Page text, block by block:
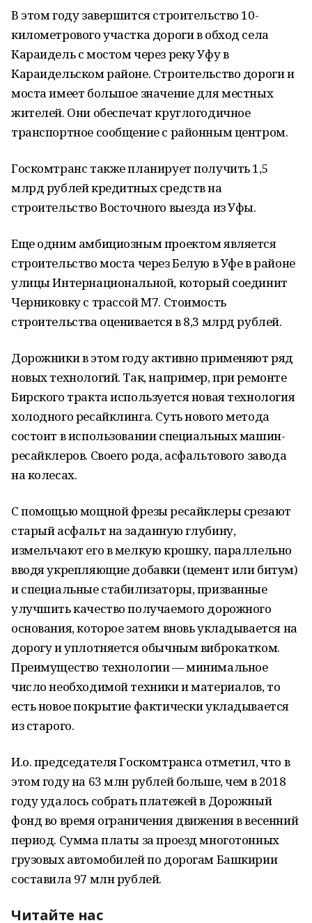
В этом году завершится строительство 10-
километрового участка дороги в обход села
Караидель с мостом через реку Уфу в
Караидельском районе. Строительство дороги и
моста имеет большое значение для местных
жителей. Они обеспечат круглогодичное
транспортное сообщение с районным центром.
Госкомтранс также планирует получить 1,5
млрд рублей кредитных средств на
строительство Восточного выезда из Уфы.
Еще одним амбициозным проектом является
строительство моста через Белую в Уфе в районе
улицы Интернациональной, который соединит
Черниковку с трассой М7. Стоимость
строительства оценивается в 8,3 млрд рублей.
Дорожники в этом году активно применяют ряд
новых технологий. Так, например, при ремонте
Бирского тракта используется новая технология
холодного ресайклинга. Суть нового метода
состоит в использовании специальных машин-
ресайклеров. Своего рода, асфальтового завода
на колесах.
С помощью мощной фрезы ресайклеры срезают
старый асфальт на заданную глубину,
измельчают его в мелкую крошку, параллельно
вводя укрепляющие добавки (цемент или битум)
и специальные стабилизаторы, призванные
улучшить качество получаемого дорожного
основания, которое затем вновь укладывается на
дорогу и уплотняется обычным виброкатком.
Преимущество технологии — минимальное
число необходимой техники и материалов, то
есть новое покрытие фактически укладывается
из старого.
И.о. председателя Госкомтранса отметил, что в
этом году на 63 млн рублей больше, чем в 2018
году удалось собрать платежей в Дорожный
фонд во время ограничения движения в весенний
период. Сумма платы за проезд многотонных
грузовых автомобилей по дорогам Башкирии
составила 97 млн рублей.
Читайте нас